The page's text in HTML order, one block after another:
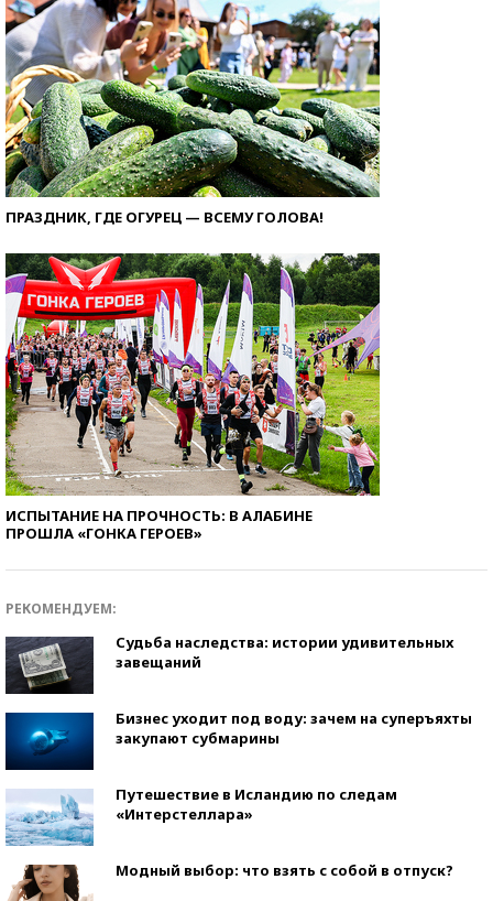
ПРАЗДНИК, ГДЕ ОГУРЕЦ — ВСЕМУ ГОЛОВА!
ИСПЫТАНИЕ НА ПРОЧНОСТЬ: В АЛАБИНЕ
ПРОШЛА «ГОНКА ГЕРОЕВ»
РЕКОМЕНДУЕМ:
Судьба наследства: истории удивительных
завещаний
Бизнес уходит под воду: зачем на суперъяхты
закупают субмарины
Путешествие в Исландию по следам
«Интерстеллара»
Модный выбор: что взять с собой в отпуск?